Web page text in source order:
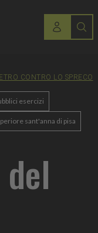
CONTRO LO SPRECO
esercizi
sant'anna di pisa